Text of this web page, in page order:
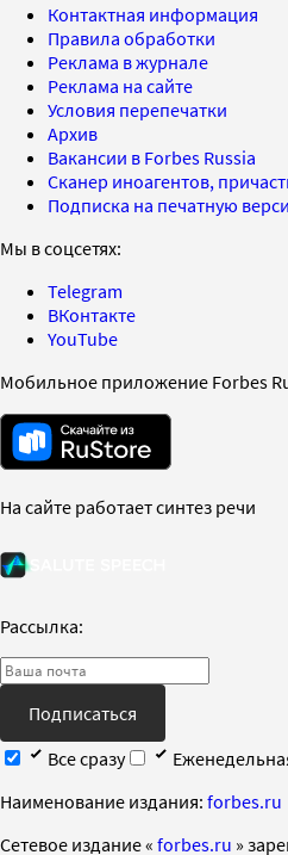
Контактная информация
Правила обработки
Реклама в журнале
Реклама на сайте
Условия перепечатки
Архив
Вакансии в Forbes Russia
Сканер иноагентов,
Подписка на печатную
Мы в соцсетях:
Telegram
ВКонтакте
YouTube
Мобильное приложение Forbes
На сайте работает синтез речи
Рассылка:
Подписаться
Все сразу
Наименование издания: forbes.ru
Cетевое издание « forbes.ru »